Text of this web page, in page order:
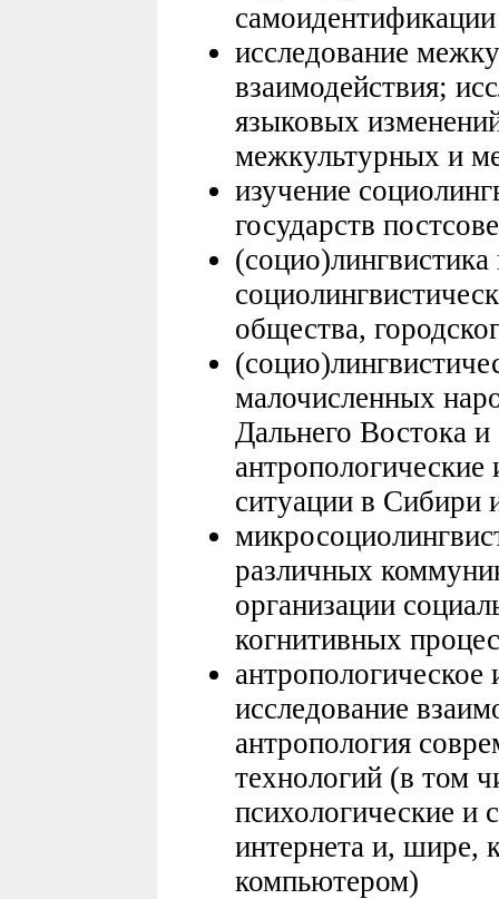
самоидентификации
исследование
взаимодействия;
языковых
межкультурных и
изучение
государств
общества,
малочисленных
Дальнего Востока
антропологические
ситуации в Сибири
различных
организации
когнитивных
антропологическое
исследование
антропология
технологий (в том
психологические и
интернета и, шире,
компьютером)